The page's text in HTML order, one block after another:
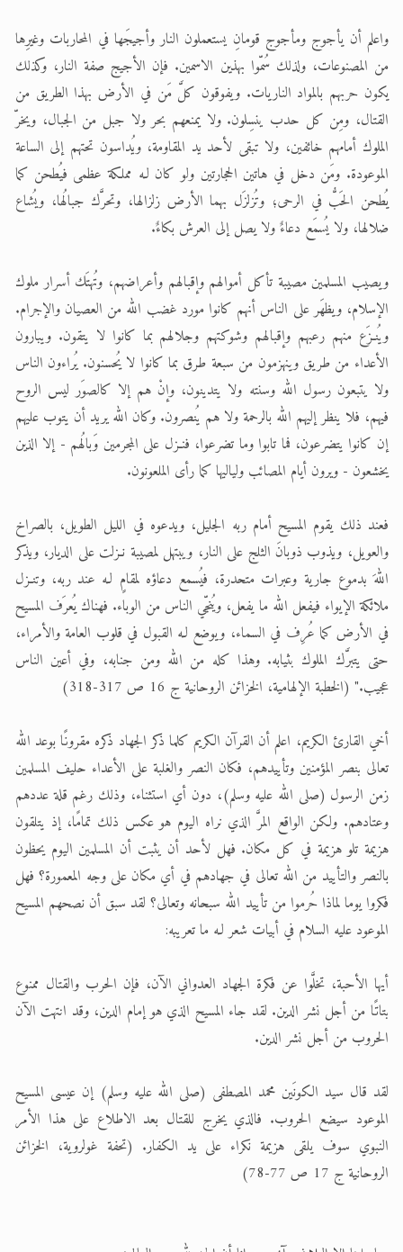
واعلم أن يأجوج ومأجوج قومانِ يستعملون النار وأجيجَها في المحاربات وغيرِها
من المصنوعات، ولذلك سُمّوا بهذين الاسمين. فإن الأجيج صفة النار، وكذلك
يكون حربهم بالمواد الناريات. ويفوقون كلَّ مَن في الأرض بهذا الطريق من
القتال، ومِن كل حدب ينسِلون. ولا يمنعهم بحر ولا جبل من الجبال، ويخرّ
الملوك أمامهم خائفين، ولا تبقى لأحد يد المقاومة، ويُداسون تحتهم إلى الساعة
الموعودة. ومَن دخل في هاتين الحجارتين ولو كان لـه مملكة عظمى فيُطحن كما
يُطحن الحَبُّ في الرحى؛ وتُزلزَل بهما الأرض زلزالها، وتحرَّك جبالُها، ويُشاع
ضلالها، ولا يُسمَع دعاءٌ ولا يصل إلى العرش بكاءٌ.
ويصيب المسلمين مصيبة تأكل أموالهم وإقبالهم وأعراضهم، وتُهتَك أسرار ملوك
الإسلام، ويظهَر على الناس أنهم كانوا مورد غضب الله من العصيان والإجرام.
ويُنـزَع منهم رعبهم وإقبالهم وشوكتهم وجلالهم بما كانوا لا يتقون. ويبارون
الأعداء من طريق وينهزمون من سبعة طرق بما كانوا لا يُحسنون. يُراءون الناس
ولا يتبعون رسول الله وسنته ولا يتدينون، وإنْ هم إلا كالصوَر ليس الروح
فيهم، فلا ينظر إليهم الله بالرحمة ولا هم يُنصرون. وكان الله يريد أن يتوب عليهم
إن كانوا يتضرعون، فما تابوا وما تضرعوا، فنـزل على المجرمين وَبالُهم - إلا الذين
يخشعون - ويرون أيام المصائب ولياليها كما رأى الملعونون.
فعند ذلك يقوم المسيح أمام ربه الجليل، ويدعوه في الليل الطويل، بالصراخ
والعويل، ويذوب ذوبانَ الثلج على النار، ويبتهل لمصيبة نـزلت على الديار، ويذكر
اللهَ بدموع جارية وعبرات متحدرة، فيُسمع دعاؤه لمقامٍ لـه عند ربه، وتنـزل
ملائكة الإيواء فيفعل الله ما يفعل، ويُنجّي الناس من الوباء. فهناك يُعرَف المسيح
في الأرض كما عُرِف في السماء، ويوضع لـه القبول في قلوب العامة والأمراء،
حتى يتبرَّك الملوك بثيابه. وهذا كله من الله ومن جنابه، وفي أعين الناس
عجيب." (الخطبة الإلهامية، الخزائن الروحانية ج 16 ص 317-318)
أخي القارئ الكريم، اعلم أن القرآن الكريم كلما ذكر الجهاد ذكره مقرونًا بوعد الله
تعالى بنصر المؤمنين وتأييدهم، فكان النصر والغلبة على الأعداء حليف المسلمين
زمن الرسول (صلى الله عليه وسلم)، دون أي استثناء، وذلك رغم قلة عددهم
وعتادهم. ولكن الواقع المرَّ الذي نراه اليوم هو عكس ذلك تمامًا، إذ يتلقون
هزيمة تلو هزيمة في كل مكان. فهل لأحد أن يثبت أن المسلمين اليوم يحظون
بالنصر والتأييد من الله تعالى في جهادهم في أي مكان على وجه المعمورة؟ فهل
فكروا يوما لماذا حُرموا من تأييد الله سبحانه وتعالى؟ لقد سبق أن نصحهم المسيح
الموعود عليه السلام في أبيات شعر لـه ما تعريبه:
أيها الأحبة، تخلَّوا عن فكرة الجهاد العدواني الآن، فإن الحرب والقتال ممنوع
بتاتًا من أجل نشر الدين. لقد جاء المسيح الذي هو إمام الدين، وقد انتهت الآن
الحروب من أجل نشر الدين.
لقد قال سيد الكونَين محمد المصطفى (صلى الله عليه وسلم) إن عيسى المسيح
الموعود سيضع الحروب. فالذي يخرج للقتال بعد الاطلاع على هذا الأمر
النبوي سوف يلقى هزيمة نكراء على يد الكفار. (تحفة غولروية، الخزائن
الروحانية ج 17 ص 77-78)